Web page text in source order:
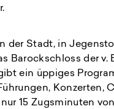
der Stadt, in
Barockschloss der v.
ein üppiges
Konzerten,
15 Zugsminuten